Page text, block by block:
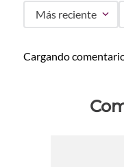
Más reciente
Cargando